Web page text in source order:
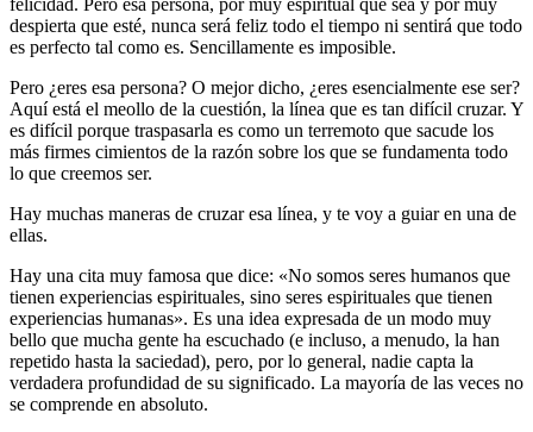
despierta que esté, nunca será feliz todo el tiempo ni sentirá que todo
es perfecto tal como es. Sencillamente es imposible.
Pero ¿eres esa persona? O mejor dicho, ¿eres esencialmente ese ser?
Aquí está el meollo de la cuestión, la línea que es tan difícil cruzar. Y
es difícil porque traspasarla es como un terremoto que sacude los
más firmes cimientos de la razón sobre los que se fundamenta todo
lo que creemos ser.
Hay muchas maneras de cruzar esa línea, y te voy a guiar en una de
ellas.
Hay una cita muy famosa que dice: «No somos seres humanos que
tienen experiencias espirituales, sino seres espirituales que tienen
experiencias humanas». Es una idea expresada de un modo muy
bello que mucha gente ha escuchado (e incluso, a menudo, la han
repetido hasta la saciedad), pero, por lo general, nadie capta la
verdadera profundidad de su significado. La mayoría de las veces no
se comprende en absoluto.